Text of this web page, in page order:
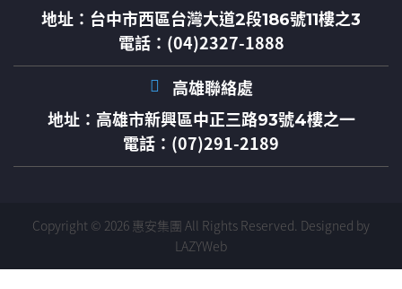
地址： 台中市西區台灣大道2段186號11樓之3
電話：(04)2327-1888
高雄聯絡處
地址： 高雄市新興區中正三路93號4樓之一
電話：(07)291-2189
Copyright © 2026 惠安集團 All Rights Reserved. Designed by
LAZYWeb